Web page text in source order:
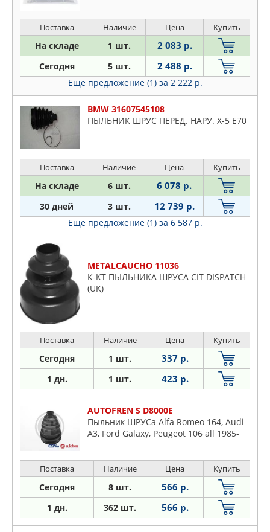
Поставка Наличие Цена Купить
На складе 1 шт. 2 083 р.
Сегодня 5 шт. 2 488 р.
Еще предложение (1) за 2 222 р.
BMW 31607545108
ПЫЛЬНИК ШРУС ПЕРЕД. НАРУ. Х-5 Е70
Поставка Наличие Цена Купить
На складе 6 шт. 6 078 р.
30 дней 3 шт. 12 739 р.
Еще предложение (1) за 6 587 р.
METALCAUCHO 11036
К-КТ ПЫЛЬНИКА ШРУСА CIT DISPATCH
(UK)
Поставка Наличие Цена Купить
Сегодня 1 шт. 337 р.
1 дн. 1 шт. 423 р.
AUTOFREN S D8000E
Пыльник ШРУСа Alfa Romeo 164, Audi
A3, Ford Galaxy, Peugeot 106 all 1985-
Поставка Наличие Цена Купить
Сегодня 8 шт. 566 р.
1 дн. 362 шт. 566 р.